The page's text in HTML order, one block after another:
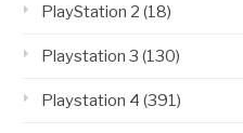
PlayStation 2 (18)
Playstation 3 (130)
Playstation 4 (391)